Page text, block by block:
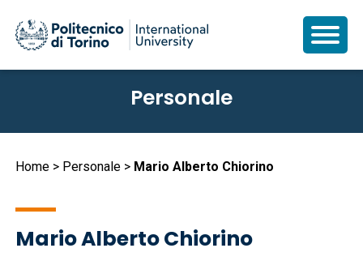
principale
Personale
Briciole
pane
Home Personale Mario Alberto Chiorino
Mario Alberto Chiorino